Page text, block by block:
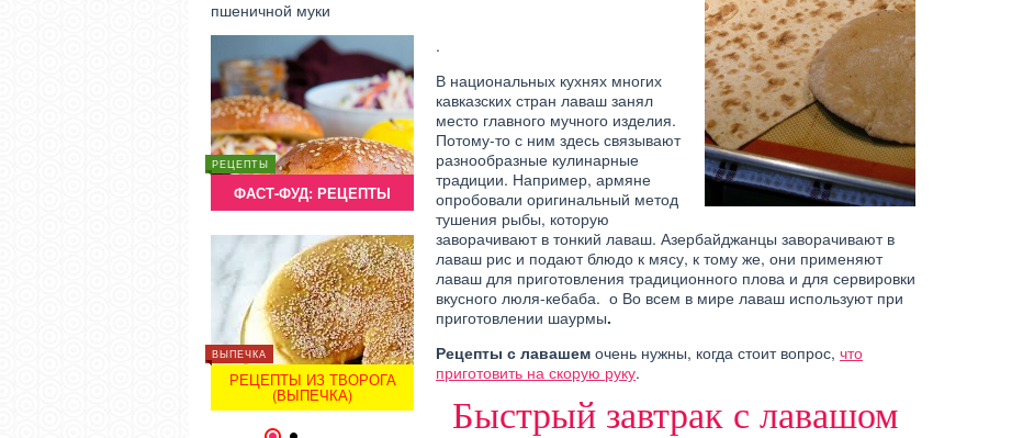
пшеничной муки
РЕЦЕПТЫ
ФАСТ-ФУД: РЕЦЕПТЫ
ВЫПЕЧКА
РЕЦЕПТЫ ИЗ ТВОРОГА
(ВЫПЕЧКА)
ЧТО МОЖНО ПРИГОТОВИТЬ
ИЗ ТВОРОГА?
РЕЦЕПТЫ
МОИ ЛЮБИМЫЕ РЕЦЕПТЫ
РЕЦЕПТЫ
ФАСТ-ФУД: РЕЦЕПТЫ
ВЫПЕЧКА
.
В национальных кухнях многих
кавказских стран лаваш занял
место главного мучного изделия.
Потому-то с ним здесь связывают
разнообразные кулинарные
традиции. Например, армяне
опробовали оригинальный метод
тушения рыбы, которую
заворачивают в тонкий лаваш. Азербайджанцы заворачивают в
лаваш рис и подают блюдо к мясу, к тому же, они применяют
лаваш для приготовления традиционного плова и для сервировки
вкусного люля-кебаба. о Во всем в мире лаваш используют при
приготовлении шаурмы.
Рецепты с лавашем очень нужны, когда стоит вопрос, что
приготовить на скорую руку.
Быстрый завтрак с лавашом